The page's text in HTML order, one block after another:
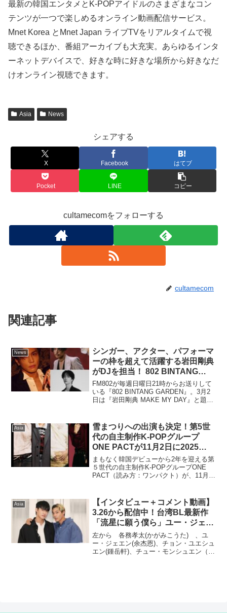
最新の韓国エンタメとK-POPアイドルのさまざまなコン
テンツが一つで楽しめるオンライン動画配信サービス。
Mnet Korea とMnet Japan ライブTVをリアルタイムで視
聴できるほか、番組アーカイブも大充実。あらゆるインタ
ーネットデバイスで、好きな時に好きな場所から好きなだ
けオンライン視聴できます。
Asia News
シェアする
X Facebook はてブ
Pocket LINE コピー
cultamecomをフォローする
cultamecom
関連記事
News
シンガー、アクター、パフォーマ
ーの枠を超えて活躍する岩田剛典
がDJを担当！ 802 BINTANG
GARDEN「岩田剛典 MAKE MY
DAY」
FM802が毎週日曜日21時からお送りして
いる『802 BINTANG GARDEN』。3月2
日は『岩田剛典 MAKE MY DAY』と題
典がDJを担当！2024...
Asia
雪まつりへの出演も決定！第5世
代の自主制作K-POPグループ
ONE PACTが11月2日に2025
ONE PACT HALL LIVE
[ONEPACT : FRAGMENT]開催！
10月18日(土)12:00からチケット
まもなく韓国デビューから2年を迎える第
５世代の自主制作K-POPグループONE
PACT（読み方：ワンパクト）が、11月2
LIVE を開催することが決定。...
Asia
【インタビュー＋コメント動画】
3.26から配信中！台湾BL最新作
「流星に願う僕ら」ユー・ジェエ
ン（余杰恩）＆各務孝太（かがみ
こうた）インタビュー！サイン入
りチェキ読プレも
左から 各務孝太(かがみこうた) 、ユ
ー・ジェエン(余杰恩)、チョン・ユエシュ
エン(鍾岳軒)、チュー・モンシュエン（初